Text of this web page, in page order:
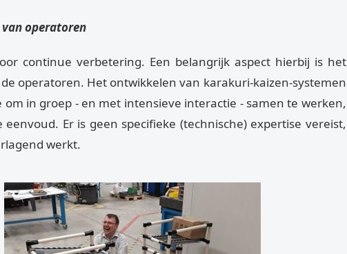
operatoren
continue verbetering. Een belangrijk aspect hierbij is het
operatoren. Het ontwikkelen van karakuri-kaizen-systemen
om in groep - en met intensieve interactie - samen te werken,
eenvoud. Er is geen specifieke (technische) expertise vereist,
werkt.